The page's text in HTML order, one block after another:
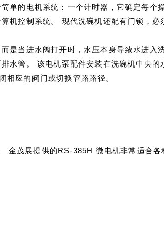
单的电机系统：一个计时器，它确定每个
机控制系统。 现代洗碗机还配有门锁，必
是当进水阀打开时，水压本身导致水进入洗
水管。 该电机泵配件安装在洗碗机中央的
应的阀门或切换管路路径。
金茂展提供的RS-385H 微电机非常适合